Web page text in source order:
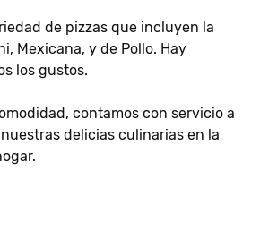
de pizzas que incluyen la
Mexicana, y de Pollo. Hay
los gustos.
contamos con servicio a
delicias culinarias en la